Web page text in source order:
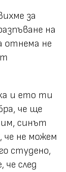
за
на
отнема не
и ето ти
че ще
синът
че не можем
студено,
че след